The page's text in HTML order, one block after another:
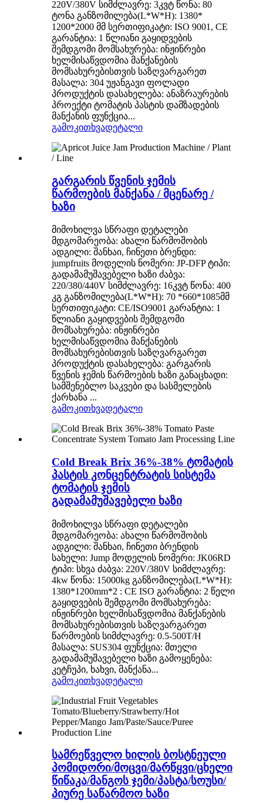
220V/380V სიმძლავრე: 3კვტ წონა: 80
ტონა განზომილება(L*W*H): 1380*
1200*2000 მმ სერთიფიკატი: ISO 9001, CE
გარანტია: 1 წლიანი გაყიდვების
შემდგომი მომსახურება: ინჟინრები
ხელმისაწვდომია მანქანების
მომსახურებისთვის საზღვარგარეთ
მასალა: 304 უჟანგავი ფოლადი
პროდუქტის დასახელება: ანაზრაურების
პროექტი ტომატის პასტის დამზადების
მანქანის ფუნქცია...
გამოკითხვადეტალი
გარგარის წვენის ჯემის
წარმოების მანქანა / მცენარე /
ხაზი
მიმოხილვა სწრაფი დეტალები
მდგომარეობა: ახალი წარმოშობის
ადგილი: შანხაი, ჩინეთი ბრენდი:
jumpfruits მოდელის ნომერი: JP-DFP ტიპი:
გადამამუშავებელი ხაზი ძაბვა:
220/380/440V სიმძლავრე: 16კვტ წონა: 400
კგ განზომილება(L*W*H): 70 *660*1085მმ
სერთიფიკატი: CE/ISO9001 გარანტია: 1
წლიანი გაყიდვების შემდგომი
მომსახურება: ინჟინრები
ხელმისაწვდომია მანქანების
მომსახურებისთვის საზღვარგარეთ
პროდუქტის დასახელება: გარგარის
წვენის ჯემის წარმოების ხაზი განაცხადი:
სამშენებლო საკვები და სასმელების
ქარხანა ...
გამოკითხვადეტალი
Cold Break Brix 36%-38% ტომატის
პასტის კონცენტრატის სისტემა
ტომატის ჯემის
გადამამუშავებელი ხაზი
მიმოხილვა სწრაფი დეტალები
მდგომარეობა: ახალი წარმოშობის
ადგილი: შანხაი, ჩინეთი ბრენდის
სახელი: Jump მოდელის ნომერი: JK06RD
ტიპი: სხვა ძაბვა: 220V/380V სიმძლავრე:
4kw წონა: 15000kg განზომილება(L*W*H):
1380*1200mm*2 : CE ISO გარანტია: 2 წელი
გაყიდვების შემდგომი მომსახურება:
ინჟინრები ხელმისაწვდომია მანქანების
მომსახურებისთვის საზღვარგარეთ
წარმოების სიმძლავრე: 0.5-500T/H
მასალა: SUS304 ფუნქცია: მთელი
გადამამუშავებელი ხაზი გამოყენება:
კეტჩუპი, ხახვი, მანქანა...
გამოკითხვადეტალი
სამრეწველო ხილის ბოსტნეული
პომიდორი/მოცვი/მარწყვი/ცხელი
წიწაკა/მანგოს ჯემი/პასტა/სოუსი/
პიურე საწარმოო ხაზი